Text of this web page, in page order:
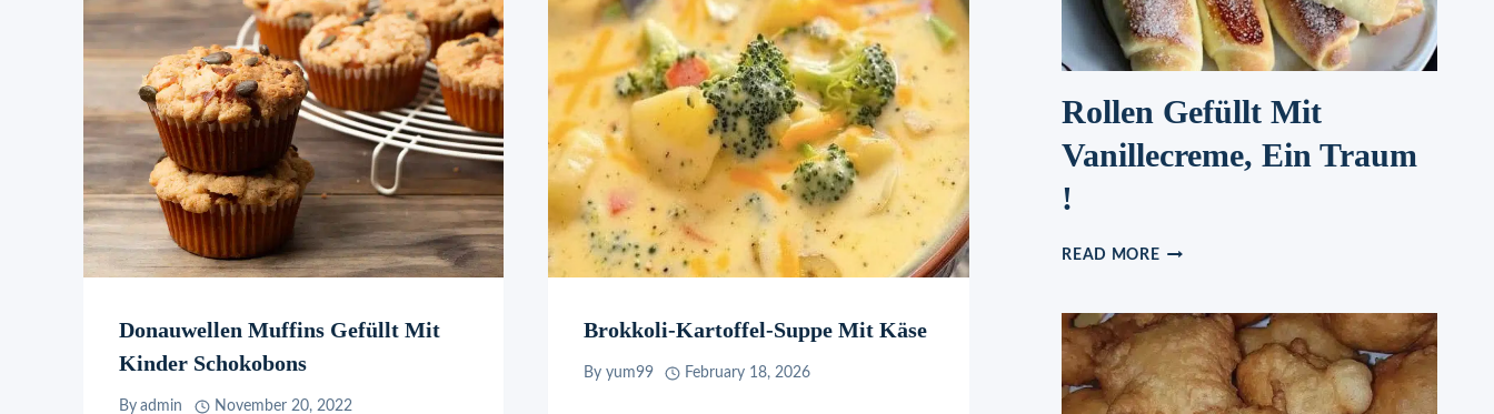
Donauwellen Muffins Gefüllt Mit
Kinder Schokobons
By admin November 20, 2022
Brokkoli-Kartoffel-Suppe Mit Käse
By yum99 February 18, 2026
Rollen Gefüllt Mit
Vanillecreme, Ein Traum
!
READ MOREROLLEN
VANILLECREME,
EIN
TRAUM
!